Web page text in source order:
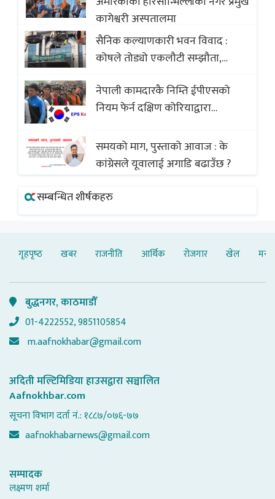
कागेश्वरी अस्पतालमा
सैनिक कल्याणकारी भवन विवाद :
कोषले तोड्यो एकलौटी सम्झौता,
(भिडियो)
नेपाली कामदारकै निम्ति ईपीएसको
नियम फेर्न दक्षिण कोरियाद्वारा
समयको माग, पुस्ताको आवाज : के
कांग्रेसले यूवालाई अगाडि बढाउँछ ?
सम्बन्धित शीर्षकहरु
गृहपृष्‍ठ खबर राजनीति आर्थिक रोजगार खेल
बुद्धनगर, काठमाडौँ
01-4222552, 9851105854
m.aafnokhabar@gmail.com
अदिती मल्टिमिडिया हाउसद्वारा सञ्चालित
Aafnokhbar.com
सूचना विभाग दर्ता नं.: १८८७/०७६-७७
aafnokhabarnews@gmail.com
सम्पादक
लक्ष्मण शर्मा